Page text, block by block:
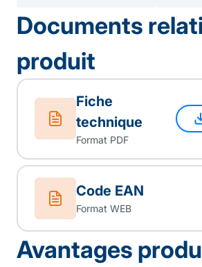
Documents
produit
Fiche
technique
Format PDF
Code EAN
Format WEB
Avantages